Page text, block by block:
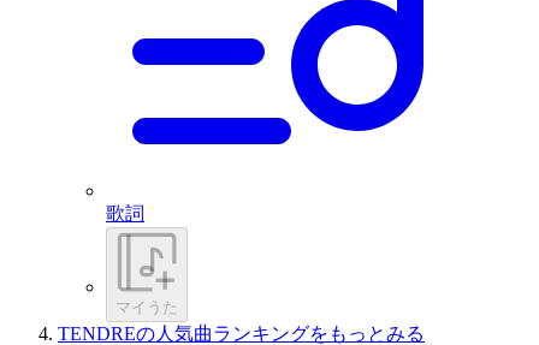
歌詞
マイうた
TENDREの人気曲ランキングをもっとみる